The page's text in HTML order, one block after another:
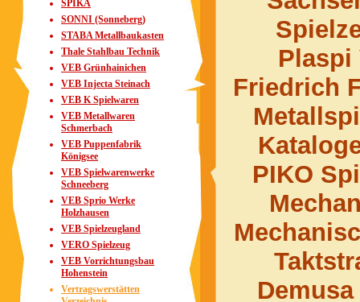
SPIKA
SONNI (Sonneberg)
STABA Metallbaukasten
Thale Stahlbau Technik
VEB Grünhainichen
VEB Injecta Steinach
VEB K Spielwaren
VEB Metallwaren
Schmerbach
VEB Puppenfabrik
Königsee
VEB Spielwarenwerke
Schneeberg
VEB Sprio Werke
Holzhausen
VEB Spielzeugland
VERO Spielzeug
VEB Vorrichtungsbau
Hohenstein
Vertragswerstätten
Plaspi
Friedrich
PIKO